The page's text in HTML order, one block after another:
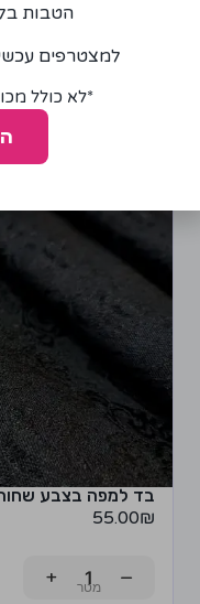
בד למפה בצבע
55.00₪
−
+
הטבות
למצטרפים עכשיו
*לא כולל